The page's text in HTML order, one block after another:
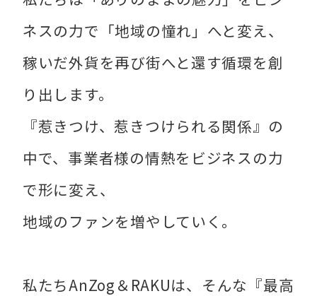
ネスの力で「地域の憧れ」へと変え、
稼いだ外貨を再び街へと還す循環を創
り出します。
『惹きつけ、惹きつけられる関係』の
中で、事業者様の情熱をビジネスの力
で形に変え、
地域のファンを増やしていく。
私たちAnZog＆RAKUは、そんな『最高